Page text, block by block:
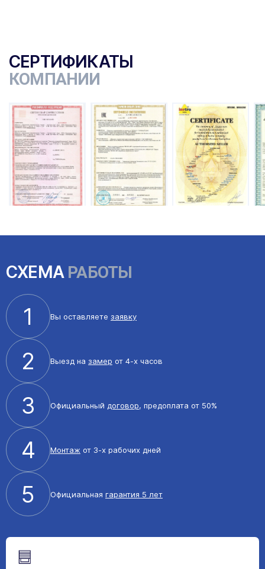
СЕРТИФИКАТЫ
КОМПАНИИ
СХЕМАРАБОТЫ
1 Вы оставляете заявку
2 Выезд на замер от 4-х часов
3 Официальный договор, предоплата от 50%
4 Монтаж от 3-х рабочих дней
5 Официальная гарантия 5 лет